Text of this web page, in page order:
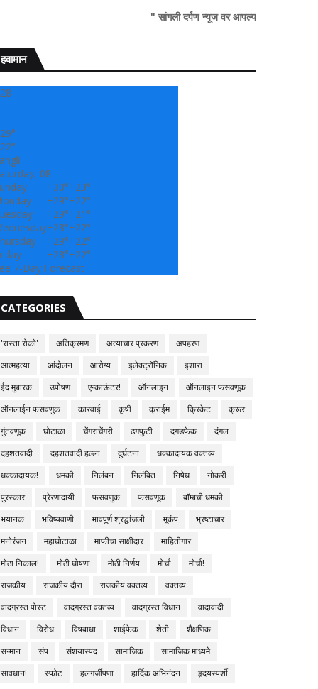
" सांगली दर्पण न्यूज वर आपल्या सर्वांचे सहर्ष स्वागत..!"
हवामान
28
29°
22°
08
+30°+23°
+29°+22°
+29°+21°
+28°+22°
+29°+22°
+28°+22°
7-Day Forecast
CATEGORIES
'रास्ता रोको' अतिक्रमण अत्याचार प्रकरण
अपहरण
आत्महत्या
आंदोलन आरोग्य इलेक्ट्रॉनिक
इशारा
ईद मुबारक
उपोषण एन्काऊंटर! ऑनलाइन
ऑनलाइन फसवणूक
ऑनलाईन फसवणुक
कारवाई कृषी क्राईम क्रिकेट
क्रूर
गुंतवणूक
घोटाळा चेंगराचेंगरी ढगफुटी दगडफेक
दंगल
दहशतवादी
दहशतवादी हल्ला दुर्घटना
धक्कादायक वक्तव्य
धक्कादायक!
धमकी निलंबन निलंबित निषेध
नोकरी
पुरस्कार
प्रेरणादायी फसवणुक फसवणूक
बॉम्बची धमकी
भयानक
भविष्यवाणी भावपूर्ण श्रद्धांजली भूकंप
भ्रष्टाचार
मनोरंजन
महाघोटाळा माफीचा साक्षीदार
माहितीगार
मोठा निकाल!
मोठी घोषणा मोठी निर्णय मोर्चा
मोर्चा!
राजकीय
राजकीय दौरा राजकीय वक्तव्य
वक्तव्य
वादग्रस्त पोस्ट
वादग्रस्त वक्तव्य वादग्रस्त विधान
वादावादी
विधान
विरोध विषबाधा शाईफेक शेती
शैक्षणिक
सन्मान
संप संशयास्पद सामाजिक
सामाजिक माध्यमे
सावधान!
स्फोट हलगर्जीपणा हार्दिक अभिनंदन हृदयस्पर्शी